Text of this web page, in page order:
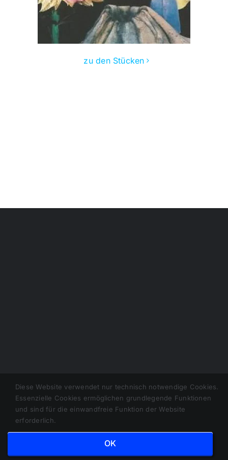
zu den Stücken
Copyright 1945 - 2025 | Schwabacher Marionettenbühne |
Datenschutzerklärung|Impressum| Powered bymb-
services.rocks
Diese Website verwendet nur technisch notwendige Cookies.
Essenzielle Cookies ermöglichen grundlegende Funktionen
und sind für die einwandfreie Funktion der Website
erforderlich.
OK